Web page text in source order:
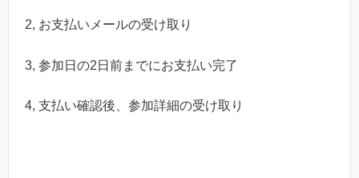
2, お支払いメールの受け取り
3, 参加日の2日前までにお支払い完了
4, 支払い確認後、参加詳細の受け取り